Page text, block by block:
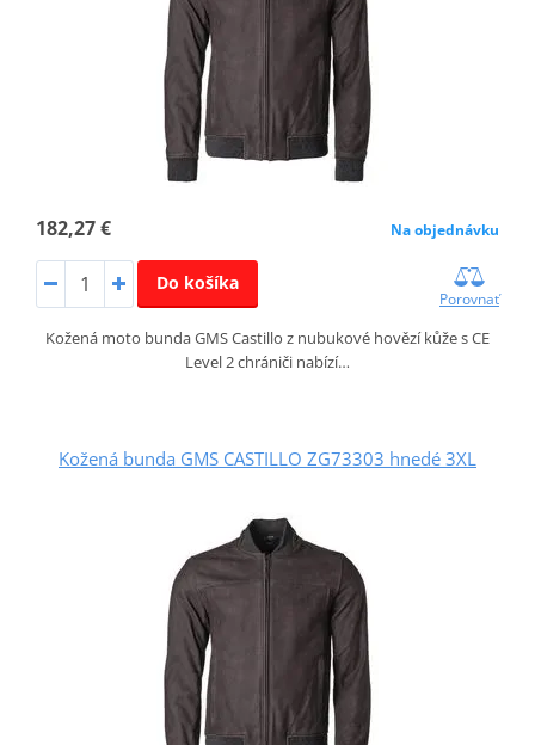
182,27 € Na objednávku
Do košíka
Porovnať
Kožená moto bunda GMS Castillo z nubukové hovězí kůže s CE
Level 2 chrániči nabízí…
Kožená bunda GMS CASTILLO ZG73303 hnedé 3XL